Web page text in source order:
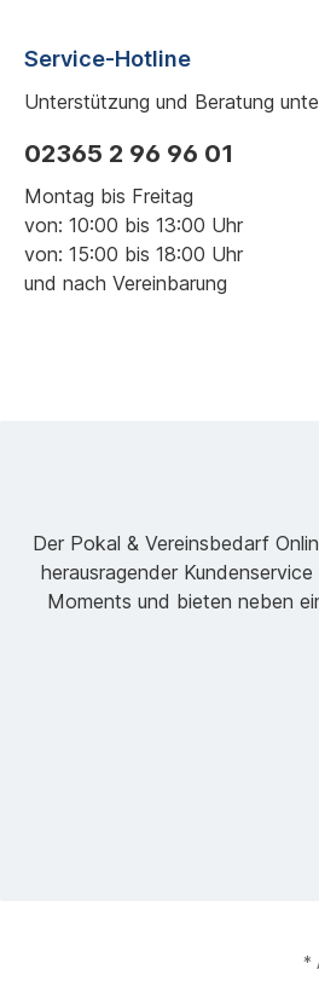
Service-Hotline
Unterstützung und Beratung
02365 2 96 96 01
Montag bis Freitag
von: 10:00 bis 13:00 Uhr
von: 15:00 bis 18:00 Uhr
und nach Vereinbarung
Der Pokal & Vereinsbedarf
herausragender
Moments und bieten neben
*